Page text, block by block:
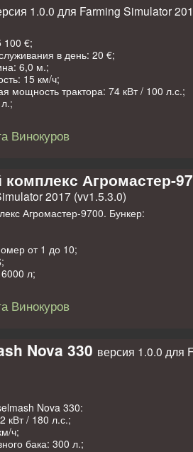
приборы, педали, рычаг передач,
000 / 12 000 л.
FS17: Никита Винокуров.
1.0.0 для Farming Simulator
100 €;
в день: 20 €;
6,0 м.;
15 км/ч;
мощность трактора: 74 кВт / 100 л.с.;
Винокуров.
Винокуров
Агромастер-
2017 (vv1.5.3.0)
Агромастер-9700. Бункер:
от 1 до 10;
л;
€ / день;
9.7 м;
320 л.с;
рабочая скорость: 20 км/ч.
за мод выражаем Евгению Муслимову,
Винокуров
Nova 330 версия 1.0.0 для
Nova 330:
кВт / 180 л.с.;
ч;
бака: 300 л.;